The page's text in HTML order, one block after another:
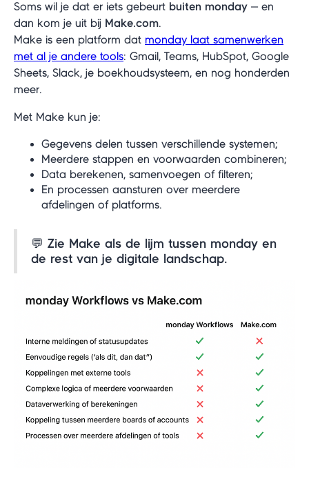
Soms wil je dat er iets gebeurt buiten monday — en
dan kom je uit bij Make.com.
Make is een platform dat monday laat samenwerken
met al je andere tools: Gmail, Teams, HubSpot, Google
Sheets, Slack, je boekhoudsysteem, en nog honderden
meer.
Met Make kun je:
Gegevens delen tussen verschillende systemen;
Meerdere stappen en voorwaarden combineren;
Data berekenen, samenvoegen of filteren;
En processen aansturen over meerdere
afdelingen of platforms.
💬 Zie Make als de lijm tussen monday en
de rest van je digitale landschap.